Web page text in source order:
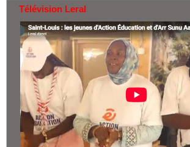
Télévision Leral